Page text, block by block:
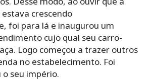
crescendo
foi para lá e inaugurou um
cujo qual seu carro-
Logo começou a trazer outros
no estabelecimento. Foi
o seu império.